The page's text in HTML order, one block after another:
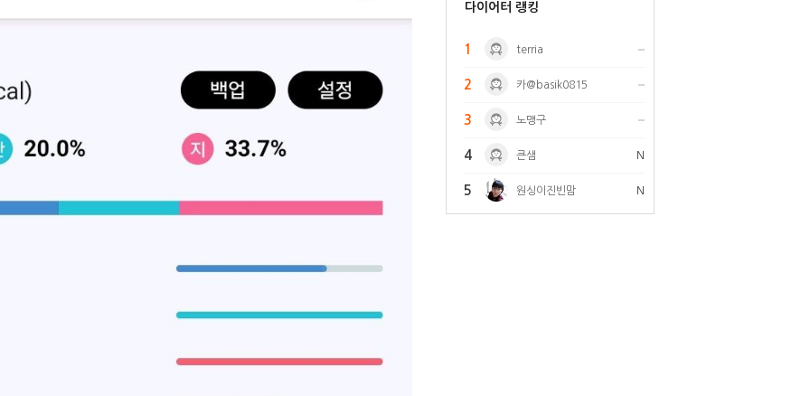
다이어터 랭킹
1 terria
2 카@basik0815
3 노맹구
4 큰샘 N
5 원싱이진빈맘 N